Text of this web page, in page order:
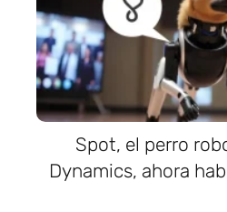
Spot, el perro
Dynamics, ahora